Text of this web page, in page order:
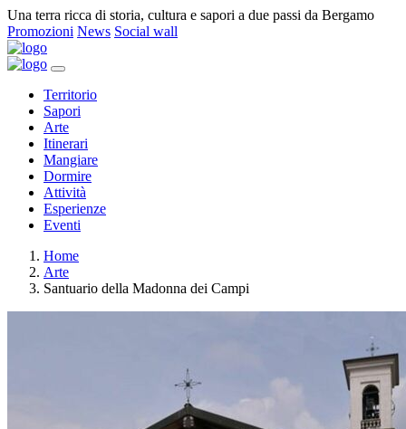
Una terra ricca di storia, cultura e sapori a due passi da Bergamo
Promozioni News Social wall
Territorio
Sapori
Arte
Itinerari
Mangiare
Dormire
Attività
Esperienze
Eventi
Home
Arte
Santuario della Madonna dei Campi